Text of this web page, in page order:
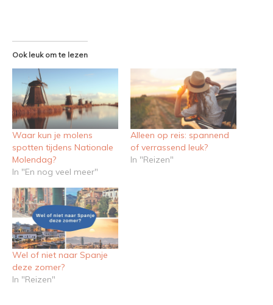
Ook leuk om te lezen
Waar kun je molens
spotten tijdens Nationale
Molendag?
In "En nog veel meer"
Alleen op reis: spannend
of verrassend leuk?
In "Reizen"
Wel of niet naar Spanje
deze zomer?
In "Reizen"